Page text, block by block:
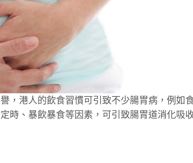
，港人的飲食習慣可引致不少腸胃病，例如
時、暴飲暴食等因素，可引致腸胃道消化吸